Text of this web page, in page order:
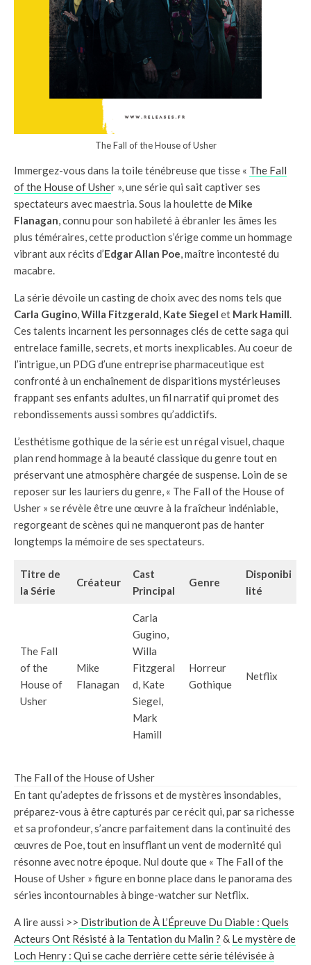
The Fall of the House of Usher
Immergez-vous dans la toile ténébreuse que tisse « The Fall
of the House of Usher », une série qui sait captiver ses
spectateurs avec maestria. Sous la houlette de Mike
Flanagan, connu pour son habileté à ébranler les âmes les
plus téméraires, cette production s’érige comme un hommage
vibrant aux récits d’Edgar Allan Poe, maître incontesté du
macabre.
La série dévoile un casting de choix avec des noms tels que
Carla Gugino,Willa Fitzgerald, Kate Siegel et Mark Hamill.
Ces talents incarnent les personnages clés de cette saga qui
entrelace famille, secrets, et morts inexplicables. Au coeur de
l’intrigue, un PDG d’une entreprise pharmaceutique est
confronté à un enchaînement de disparitions mystérieuses
frappant ses enfants adultes, un fil narratif qui promet des
rebondissements aussi sombres qu’addictifs.
L’esthétisme gothique de la série est un régal visuel, chaque
plan rend hommage à la beauté classique du genre tout en
préservant une atmosphère chargée de suspense. Loin de se
reposer sur les lauriers du genre, « The Fall of the House of
Usher » se révèle être une œuvre à la fraîcheur indéniable,
regorgeant de scènes qui ne manqueront pas de hanter
longtemps la mémoire de ses spectateurs.
Titre de
la Série
Créateur
Cast
Principal
Genre
Disponibi
lité
The Fall
of the
House of
Usher
Mike
Flanagan
Carla
Gugino,
Willa
Fitzgeral
d, Kate
Siegel,
Mark
Hamill
Horreur
Gothique
Netflix
The Fall of the House of Usher
En tant qu’adeptes de frissons et de mystères insondables,
préparez-vous à être capturés par ce récit qui, par sa richesse
et sa profondeur, s’ancre parfaitement dans la continuité des
œuvres de Poe, tout en insufflant un vent de modernité qui
résonne avec notre époque. Nul doute que « The Fall of the
House of Usher » figure en bonne place dans le panorama des
séries incontournables à binge-watcher sur Netflix.
A lire aussi >> Distribution de À L’Épreuve Du Diable : Quels
Acteurs Ont Résisté à la Tentation du Malin ? & Le mystère de
Loch Henry : Qui se cache derrière cette série télévisée à